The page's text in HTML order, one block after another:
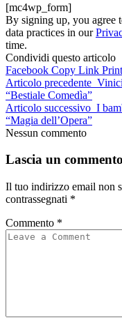
[mc4wp_form]
By signing up, you agree
data practices in our
time.
Condividi questo articolo
Facebook Copy Link Print
Articolo precedente
“Bestiale Comedìa”
Articolo successivo I
“Magia dell’Opera”
Nessun commento
Lascia un commento
Il tuo indirizzo email non
contrassegnati *
Commento *